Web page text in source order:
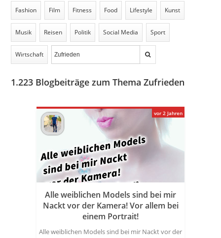
Fashion Film Fitness Food Lifestyle Kunst
Musik Reisen Politik Social Media Sport
Wirtschaft
1.223 Blogbeiträge zum Thema Zufrieden
Alle weiblichen Models sind bei mir
Nackt vor der Kamera! Vor allem bei
einem Portrait!
Alle weiblichen Models sind bei mir Nackt vor der
vor 2 Jahren